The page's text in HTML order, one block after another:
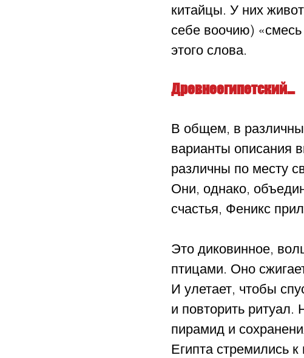
китайцы. У них
себе воочию)
этого слова.
Древнеегипетский…
В общем, в
варианты описания
различны по месту
Они, однако,
счастья, Феникс
Это диковинное,
птицами. Оно
И улетает, чтобы
и повторить
пирамид и
Египта стремились